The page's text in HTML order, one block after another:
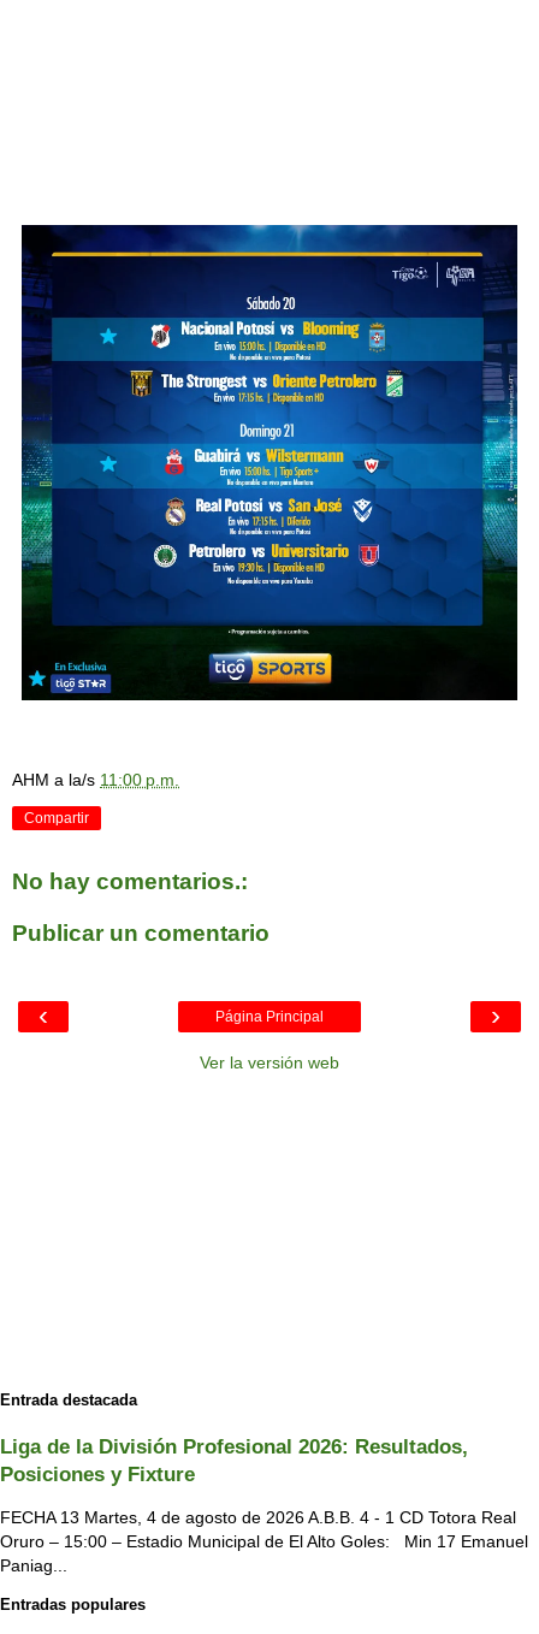
AHM a la/s 11:00 p.m.
Compartir
No hay comentarios.:
Publicar un comentario
‹ ›
Página Principal
Ver la versión web
Entrada destacada
Liga de la División Profesional 2026: Resultados,
Posiciones y Fixture
FECHA 13 Martes, 4 de agosto de 2026 A.B.B. 4 - 1 CD Totora Real
Oruro – 15:00 – Estadio Municipal de El Alto Goles: Min 17 Emanuel
Paniag...
Entradas populares